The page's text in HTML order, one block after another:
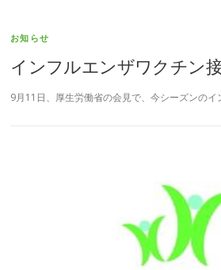
お知らせ
インフルエンザワクチン
9月11日、厚生労働省の会見で、今シーズンの